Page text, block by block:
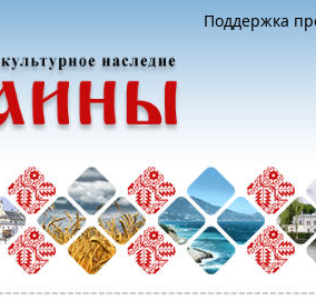
Поддержка